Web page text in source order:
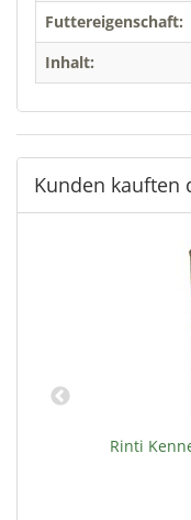
Futtereigenschaft:
Inhalt:
Kunden kauften
Rinti